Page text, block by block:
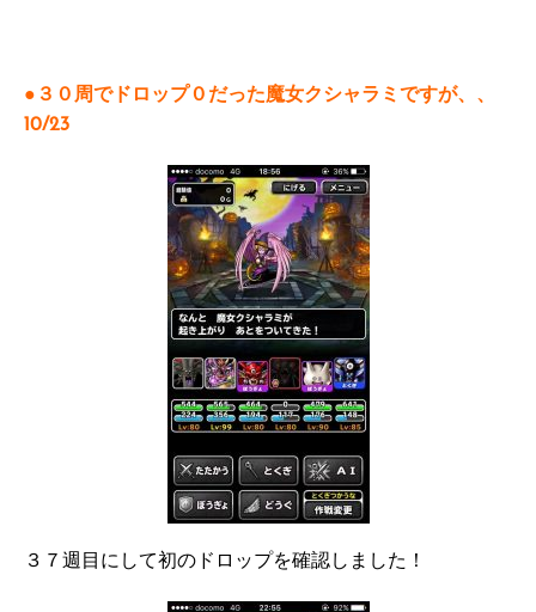
●３０周でドロップ０だった魔女クシャラミですが、、
10/23
３７週目にして初のドロップを確認しました！